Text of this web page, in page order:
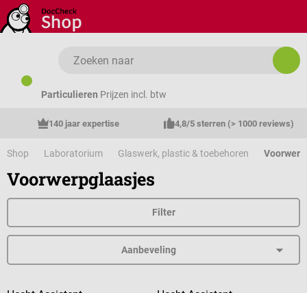
Ga naar de hoofdinhoud
Particulieren Prijzen incl. btw
140 jaar expertise 4,8/5 sterren (> 1000 reviews)
Shop Laboratorium Glaswerk, plastic & toebehoren
Voorwerpglaasjes
Filter